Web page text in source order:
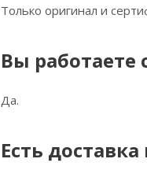
Только оригинал и
Вы работаете
Да.
Есть